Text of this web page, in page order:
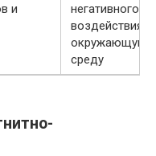
и
негативного
воздействия
окружающую
среду